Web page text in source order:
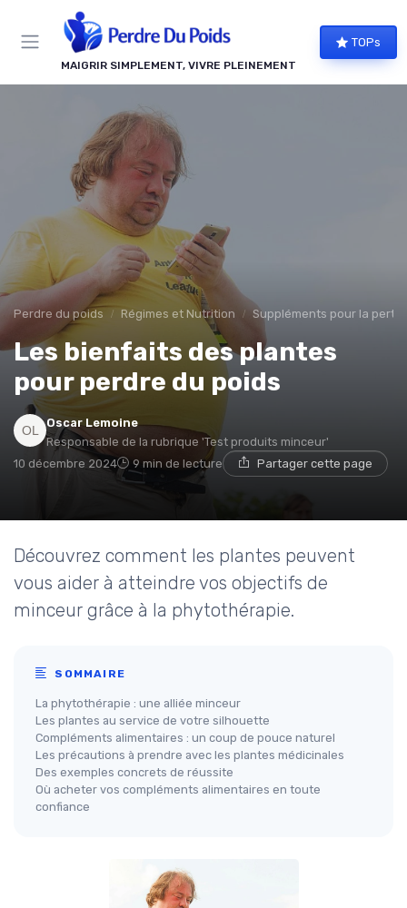
MAIGRIR SIMPLEMENT, VIVRE PLEINEMENT
TOPs
Perdre du poids Régimes et Nutrition Suppléments pour la perte
Les bienfaits des plantes
pour perdre du poids
Oscar Lemoine
Responsable de la rubrique 'Test produits minceur'
10 décembre 2024
9 min de lecture Partager cette page
Découvrez comment les plantes peuvent
vous aider à atteindre vos objectifs de
minceur grâce à la phytothérapie.
SOMMAIRE
La phytothérapie : une alliée minceur
Les plantes au service de votre silhouette
Compléments alimentaires : un coup de pouce naturel
Les précautions à prendre avec les plantes médicinales
Des exemples concrets de réussite
Où acheter vos compléments alimentaires en toute
confiance
Panneau de gestion des cookies